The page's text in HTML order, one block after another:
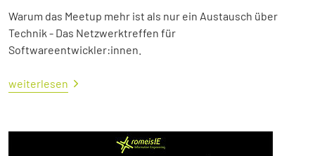
Warum das Meetup mehr ist als nur ein Austausch über
Technik - Das Netzwerktreffen für
Softwareentwickler:innen.
weiterlesen